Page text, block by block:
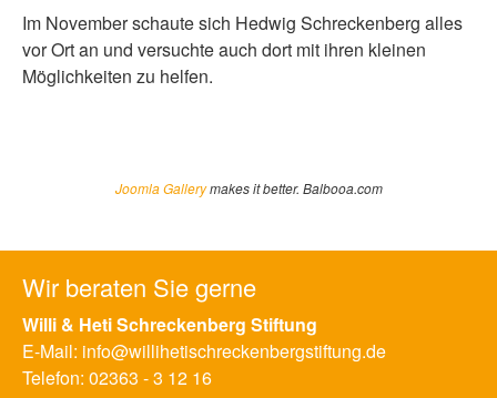
Im November schaute sich Hedwig Schreckenberg alles
vor Ort an und versuchte auch dort mit ihren kleinen
Möglichkeiten zu helfen.
Joomla Gallerymakes it better. Balbooa.com
Wir beraten Sie gerne
Willi & Heti Schreckenberg Stiftung
E-Mail: info@willihetischreckenbergstiftung.de
Telefon: 02363 - 3 12 16